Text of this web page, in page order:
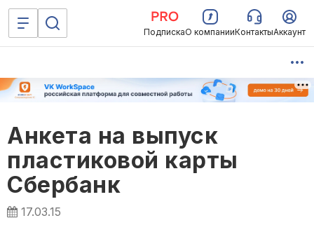
ПодпискаО компанииКонтактыАккаунт
Анкета на выпуск
пластиковой карты
Сбербанк
17.03.15